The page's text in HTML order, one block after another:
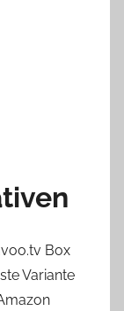
Box
Variante